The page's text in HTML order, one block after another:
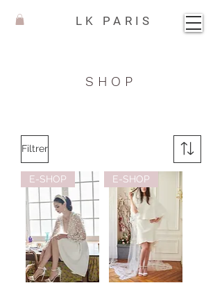
LK PARIS
SHOP
Filtrer
E-SHOP E-SHOP